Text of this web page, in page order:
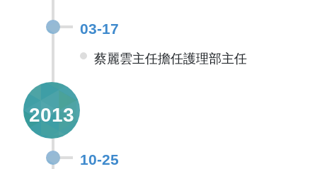
03-17
蔡麗雲主任擔任護理部主任
2013
10-25